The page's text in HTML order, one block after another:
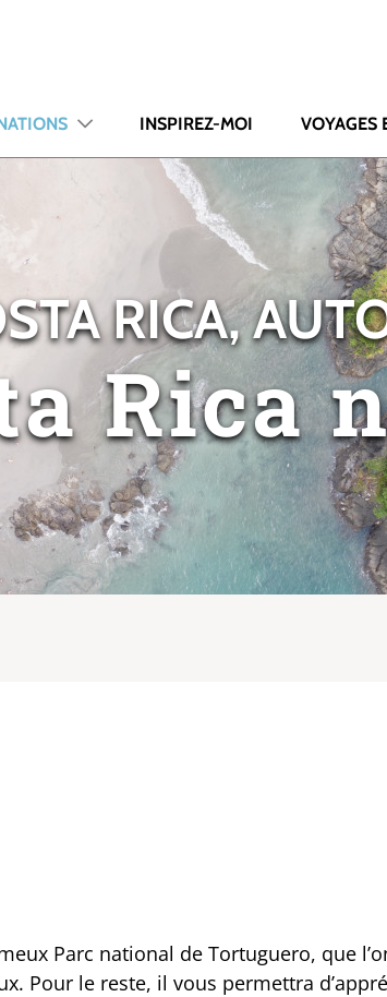
INSPIREZ-MOI VOYAGES
RICA,
Rica
Parc national de Tortuguero, que
Pour le reste, il vous permettra